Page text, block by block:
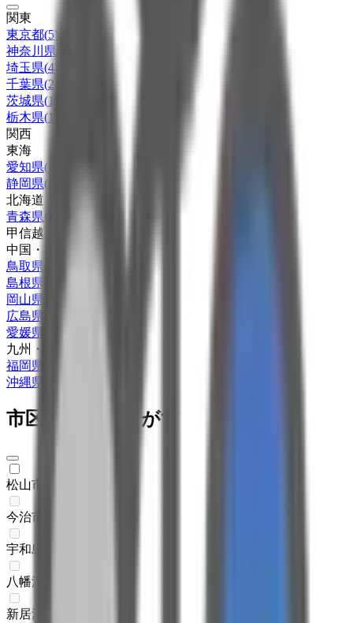
関東
東京都(5)
神奈川県
埼玉県(4
千葉県(2
茨城県(1
栃木県(1
関西
東海
愛知県(
静岡県(
北海道・東北
青森県(
甲信越・北陸
中国・四国
鳥取県
島根県
岡山県
広島県
愛媛県
九州・沖縄
福岡県
沖縄県
市区町村からさがす
松山市
今治市
宇和島市
八幡浜市
新居浜市